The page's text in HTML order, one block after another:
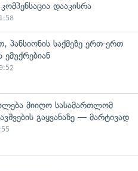
დააკისრა
პანსიონის საქმეზე ერთ-ერთ
ემუქრებიან
მიიღო სასამართლომ
გაყვანაზე — მარტივად